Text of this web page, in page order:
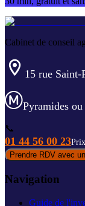
Cabinet de conseil
15 rue Saint-
Pyramides
📞
01 44 56 00 23
Prendre RDV avec
Navigation
Guide de